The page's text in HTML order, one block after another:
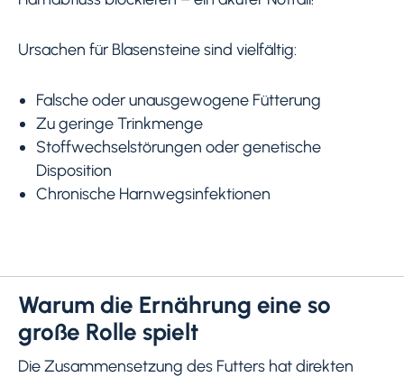
Ursachen für Blasensteine sind vielfältig:
Falsche oder unausgewogene Fütterung
Zu geringe Trinkmenge
Stoffwechselstörungen oder genetische
Disposition
Chronische Harnwegsinfektionen
Warum die Ernährung eine so
große Rolle spielt
Die Zusammensetzung des Futters hat direkten